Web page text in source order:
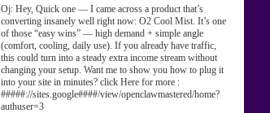
Oj: Hey, Quick one — I came across a product that’s
converting insanely well right now: O2 Cool Mist. It’s one
of those “easy wins” — high demand + simple angle
(comfort, cooling, daily use). If you already have traffic,
this could turn into a steady extra income stream without
changing your setup. Want me to show you how to plug it
into your site in minutes? click Here for more :
#####://sites.google####/view/openclawmastered/home?
authuser=3